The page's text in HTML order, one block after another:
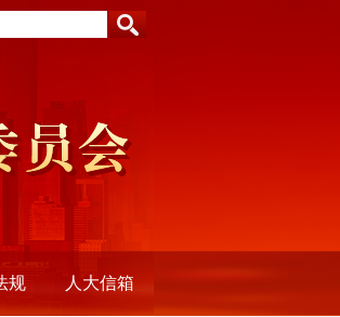
规 人大信箱